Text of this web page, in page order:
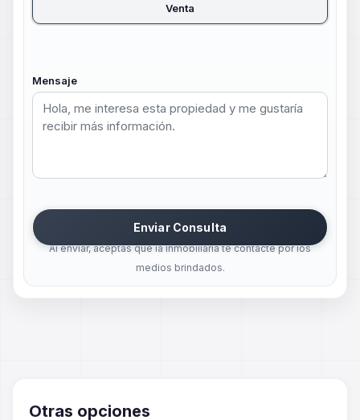
Venta
Mensaje
Enviar Consulta
Al enviar, aceptas que la inmobiliaria te contacte por los
medios brindados.
Otras opciones